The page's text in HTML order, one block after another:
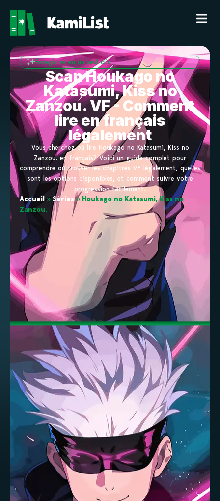
Enregistre en un seul clic
Scan Houkago no
Katasumi, Kiss no
Zanzou. VF - Comment
lire en français
légalement
Vous cherchez où lire Houkago no Katasumi, Kiss no
Zanzou. en français? Voici un guide complet pour
comprendre où trouver les chapitres VF légalement, quelles
sont les options disponibles, et comment suivre votre
progression facilement.
Accueil »Séries» Houkago no Katasumi, Kiss no
Zanzou.